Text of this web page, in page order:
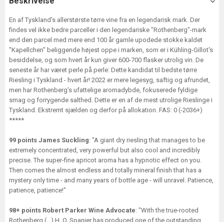
En af Tyskland's allerstørste tørre vine fra en legendarisk mark. Der
findes vel ikke bedre parceller i den legendariske "Rothenberg"-mark
end den parcel med mere end 100 år gamle upodede stokke kaldet
"Kapellchen" beliggende højest oppe i marken, som er i Kühling-Gillot's
besiddelse, og som hvert år kun giver 600-700 flasker utrolig vin. De
seneste år har været perle på perle: Dette kandidat til bedste tørre
Riesling i Tyskland - hvert år! 2022 er mere legesyg, saftig og afrundet,
men har Rothenberg's ufattelige aromadybde, fokuserede fyldige
smag og forrygende salthed. Dette er en af de mest utrolige Rieslinge i
Tyskland. Ekstremt sjælden og derfor på allokation. FAS: 0 (-2036+)
*****
99 points James Suckling: "A giant dry riesling that manages to be
extremely concentrated, very powerful but also cool and incredibly
precise. The super-fine apricot aroma has a hypnotic effect on you.
Then comes the almost endless and totally mineral finish that has a
mystery only time - and many years of bottle age - will unravel. Patience,
patience, patience!"
98+ points Robert Parker Wine Advocate: "With the true-rooted
Rothenberg (...) H. O. Spanier has produced one of the outstanding